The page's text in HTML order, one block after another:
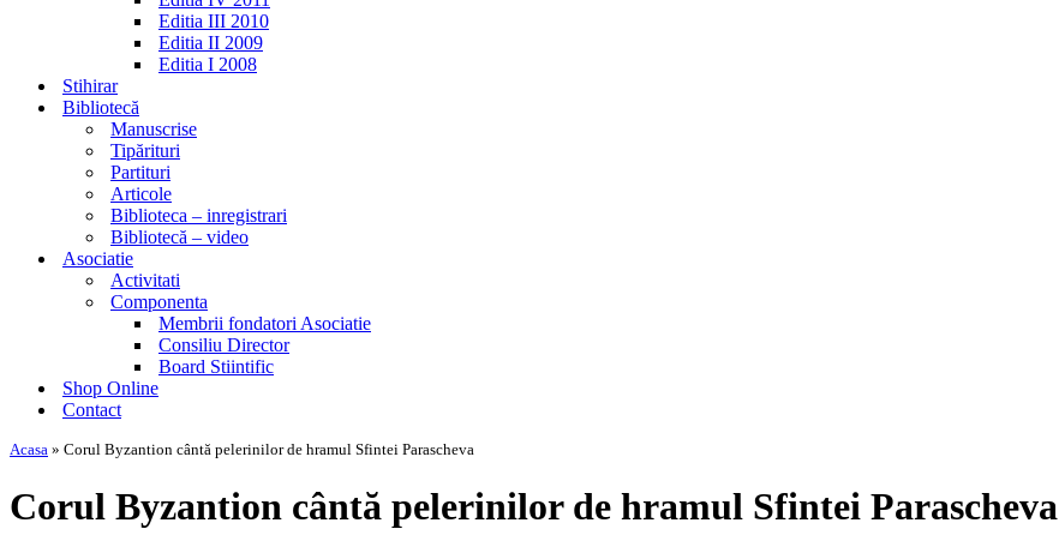
Editia III 2010
Editia II 2009
Editia I 2008
Stihirar
Bibliotecă
Manuscrise
Tipărituri
Partituri
Articole
Biblioteca – inregistrari
Bibliotecă – video
Asociatie
Activitati
Componenta
Membrii fondatori Asociatie
Consiliu Director
Board Stiintific
Shop Online
Contact
Acasa » Corul Byzantion cântă pelerinilor de hramul Sfintei Parascheva
Corul Byzantion cântă pelerinilor de hramul Sfintei Parascheva